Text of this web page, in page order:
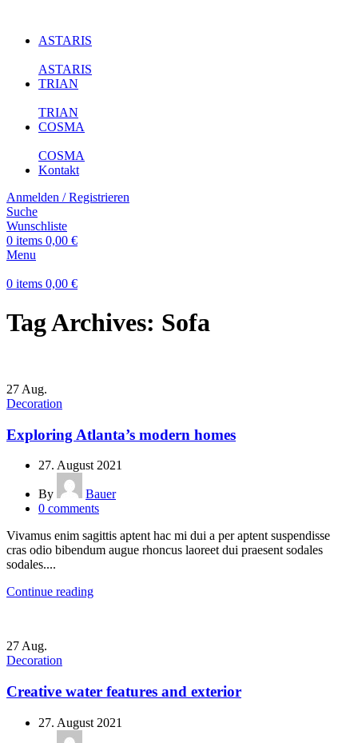
ASTARIS
ASTARIS
TRIAN
TRIAN
COSMA
COSMA
Kontakt
Anmelden / Registrieren
Suche
Wunschliste
0 items 0,00 €
Menu
0 items 0,00 €
Tag Archives: Sofa
27 Aug.
Decoration
Exploring Atlanta’s modern homes
27. August 2021
By
Bauer
0 comments
Vivamus enim sagittis aptent hac mi dui a per aptent suspendisse
cras odio bibendum augue rhoncus laoreet dui praesent sodales
sodales....
Continue reading
27 Aug.
Decoration
Creative water features and exterior
27. August 2021